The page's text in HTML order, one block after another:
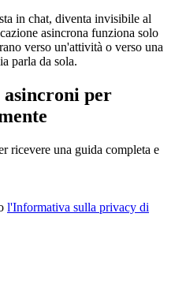
in chat, diventa invisibile al
asincrona funziona solo
verso un'attività o verso una
parla da sola.
asincroni per
ricevere una guida completa e
l'Informativa sulla privacy di